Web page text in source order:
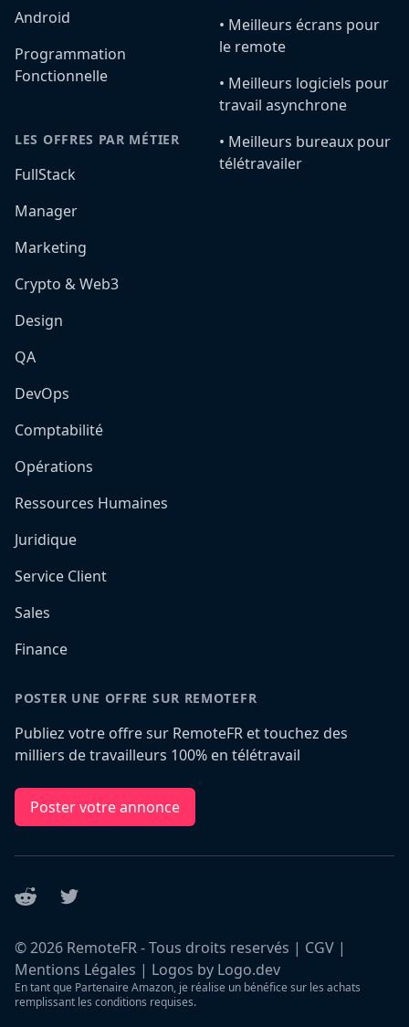
Android
Programmation
Fonctionnelle
LES OFFRES PAR MÉTIER
FullStack
Manager
Marketing
Crypto & Web3
Design
QA
DevOps
Comptabilité
Opérations
Ressources Humaines
Juridique
Service Client
Sales
Finance
•️ Meilleurs écrans pour
le remote
•️ Meilleurs logiciels pour
travail asynchrone
•️ Meilleurs bureaux pour
télétravailer
POSTER UNE OFFRE SUR REMOTEFR
Publiez votre offre sur RemoteFR et touchez des
milliers de travailleurs 100% en télétravail
Poster votre annonce
Reddit Twitter
©2026 RemoteFR - Tous droits reservés | CGV |
Mentions Légales | Logos by Logo.dev
En tant que Partenaire Amazon, je réalise un bénéfice sur les achats
remplissant les conditions requises.